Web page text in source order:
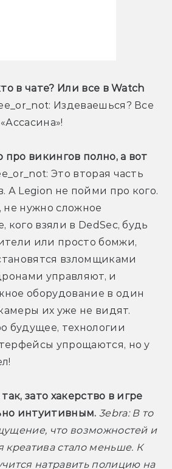
в чате? Или все в Watch
Издеваешься? Все
про викингов полно, а вот
Это вторая часть
А Legion не пойми про кого.
не нужно сложное
кого взяли в DedSec, будь
или просто бомжи,
взломщиками
управляют, и
оборудование в один
их уже не видят.
будущее, технологии
упрощаются, но у
зато хакерство в игре
интуитивным. 3ebra: В то
что возможностей и
креатива стало меньше. К
натравить полицию на